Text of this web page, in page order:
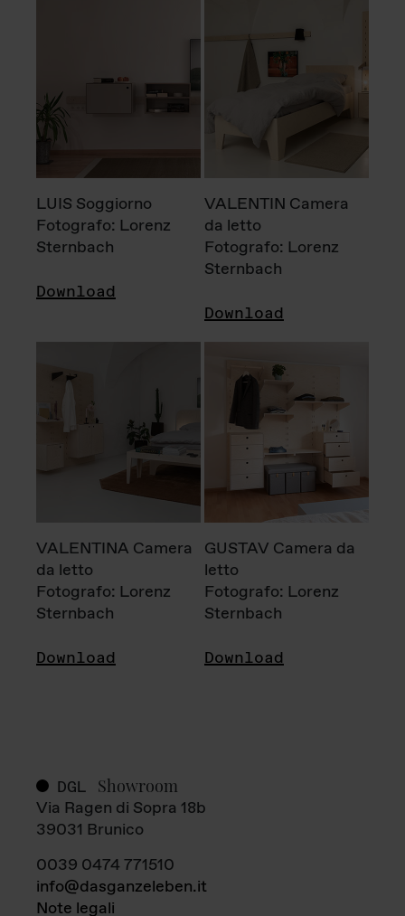
LUIS Soggiorno
Fotografo: Lorenz
Sternbach
Download
VALENTIN Camera
da letto
Fotografo: Lorenz
Sternbach
Download
VALENTINA Camera
da letto
Fotografo: Lorenz
Sternbach
Download
GUSTAV Camera da
letto
Fotografo: Lorenz
Sternbach
Download
DGL Showroom
Via Ragen di Sopra 18b
39031 Brunico
0039 0474 771510
info@dasganzeleben.it
Note legali